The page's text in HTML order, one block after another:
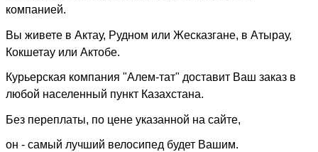
компанией.
Вы живете в Актау, Рудном или Жесказгане, в Атырау,
Кокшетау или Актобе.
Курьерская компания "Алем-тат" доставит Ваш заказ в
любой населенный пункт Казахстана.
Без переплаты, по цене указанной на сайте,
он - самый лучший велосипед будет Вашим.